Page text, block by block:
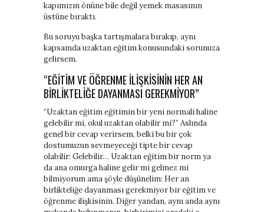
kapımızın önüne bile değil yemek masasının
üstüne bıraktı.
Bu soruyu başka tartışmalara bırakıp, aynı
kapsamda uzaktan eğitim konusundaki sorunuza
gelirsem.
“EĞITIM VE ÖĞRENME ILIŞKISININ HER AN
BIRLIKTELIĞE DAYANMASI GEREKMIYOR”
“Uzaktan eğitim eğitimin bir yeni normali haline
gelebilir mi, okul uzaktan olabilir mi?” Aslında
genel bir cevap verirsem, belki bu bir çok
dostumuzun sevmeyeceği tipte bir cevap
olabilir: Gelebilir… Uzaktan eğitim bir norm ya
da ana omurga haline gelir mi gelmez mi
bilmiyorum ama şöyle düşünelim: Her an
birlikteliğe dayanması gerekmiyor bir eğitim ve
öğrenme ilişkisinin. Diğer yandan, aynı anda aynı